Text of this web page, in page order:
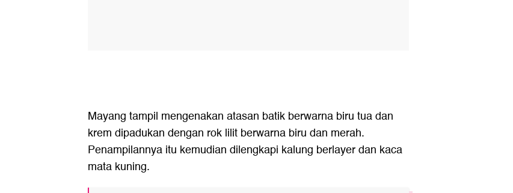
Mayang tampil mengenakan atasan batik berwarna biru tua dan
krem dipadukan dengan rok lilit berwarna biru dan merah.
Penampilannya itu kemudian dilengkapi kalung berlayer dan kaca
mata kuning.